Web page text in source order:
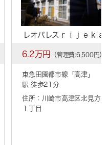
レオパレスｒｉｊｅｋａ
6.2万円 （管理費:6,500円）
東急田園都市線「高津」
駅 徒歩21分
住所：川崎市高津区北見方
１丁目